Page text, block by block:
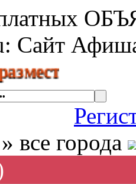
Сайт
все города